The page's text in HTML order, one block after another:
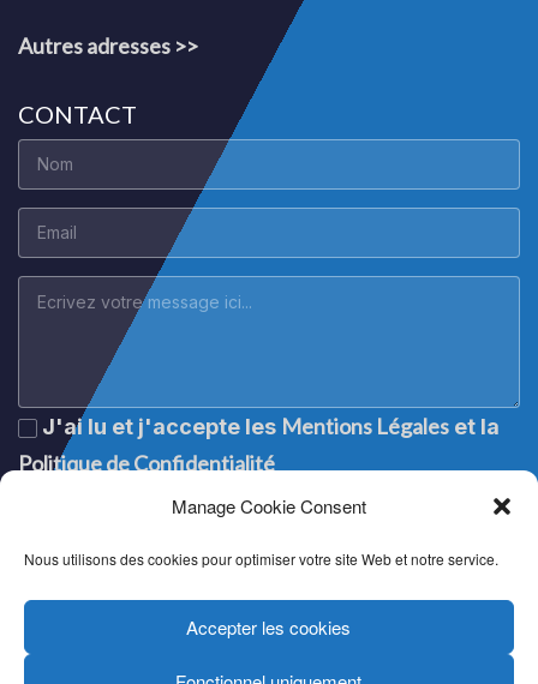
Manage Cookie Consent
Nous utilisons des cookies pour optimiser votre site Web et notre service.
Accepter les cookies
Autres adresses >>
CONTACT
J'ai lu et j'accepte les Mentions Légales et la
Politique de Confidentialité